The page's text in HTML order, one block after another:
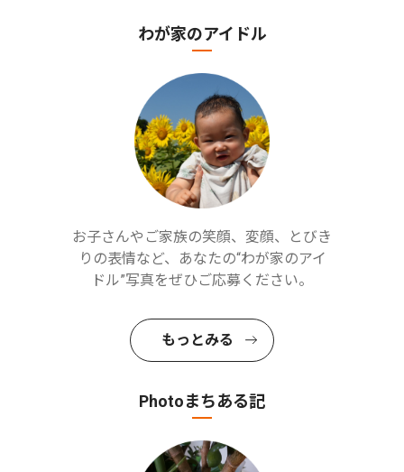
わが家のアイドル
お子さんやご家族の笑顔、変顔、とびき
りの表情など、あなたの“わが家のアイ
ドル”写真をぜひご応募ください。
もっとみる
Photoまちある記